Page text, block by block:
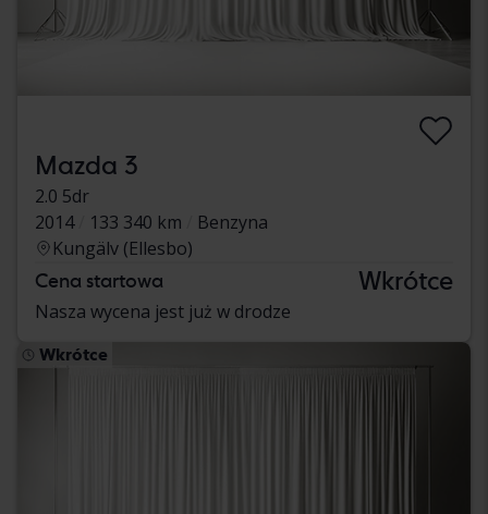
Mazda 3
2.0 5dr
2014
133 340 km
Benzyna
Kungälv (Ellesbo)
Cena startowa Wkrótce
Nasza wycena jest już w drodze
Wkrótce